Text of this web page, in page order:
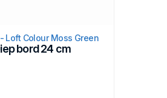
Loft Colour Moss Green
bord 24 cm